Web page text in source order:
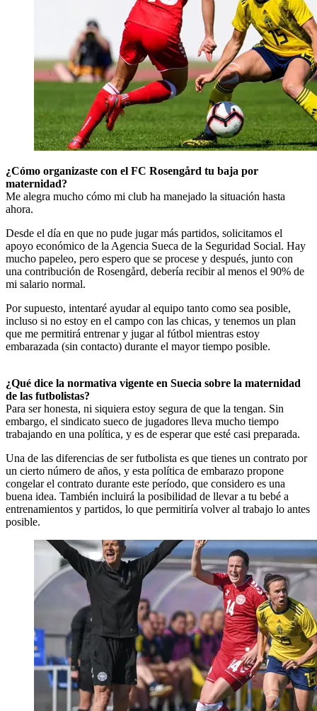
¿Cómo organizaste con el FC Rosengård tu baja por
maternidad?
Me alegra mucho cómo mi club ha manejado la situación hasta
ahora.
Desde el día en que no pude jugar más partidos, solicitamos el
apoyo económico de la Agencia Sueca de la Seguridad Social. Hay
mucho papeleo, pero espero que se procese y después, junto con
una contribución de Rosengård, debería recibir al menos el 90% de
mi salario normal.
Por supuesto, intentaré ayudar al equipo tanto como sea posible,
incluso si no estoy en el campo con las chicas, y tenemos un plan
que me permitirá entrenar y jugar al fútbol mientras estoy
embarazada (sin contacto) durante el mayor tiempo posible.
¿Qué dice la normativa vigente en Suecia sobre la maternidad
de las futbolistas?
Para ser honesta, ni siquiera estoy segura de que la tengan. Sin
embargo, el sindicato sueco de jugadores lleva mucho tiempo
trabajando en una política, y es de esperar que esté casi preparada.
Una de las diferencias de ser futbolista es que tienes un contrato por
un cierto número de años, y esta política de embarazo propone
congelar el contrato durante este período, que considero es una
buena idea. También incluirá la posibilidad de llevar a tu bebé a
entrenamientos y partidos, lo que permitiría volver al trabajo lo antes
posible.